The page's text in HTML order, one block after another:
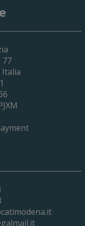
Dei Delegati
77
Italia